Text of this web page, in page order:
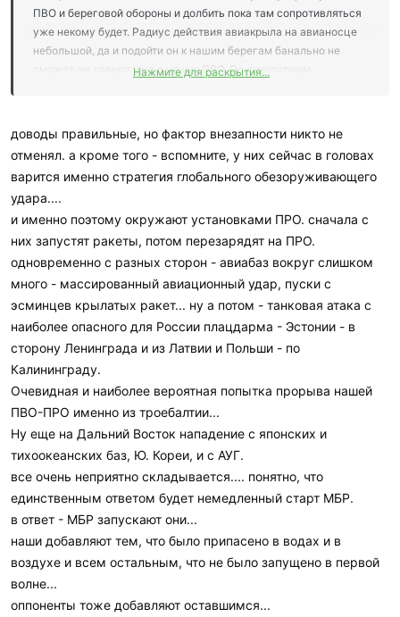
ПВО и береговой обороны и долбить пока там сопротивляться
уже некому будет. Радиус действия авиакрыла на авианосце
небольшой, да и подойти он к нашим берегам банально не
сможет, не говоря уже о наших ПВО. По сухопутным
у них большие проблемы, то внезапно такие силы им на
границе не накопить даже под видом учений. Про печальку с
техническим состоянием техники НАТО уже писали много раз,
да и воевать с нами союзники США желанием не горят -
генетическая память работает.
Нажмите для раскрытия...
доводы правильные, но фактор внезапности никто не
отменял. а кроме того - вспомните, у них сейчас в головах
варится именно стратегия глобального обезоруживающего
удара....
и именно поэтому окружают установками ПРО. сначала с
них запустят ракеты, потом перезарядят на ПРО.
одновременно с разных сторон - авиабаз вокруг слишком
много - массированный авиационный удар, пуски с
эсминцев крылатых ракет... ну а потом - танковая атака с
наиболее опасного для России плацдарма - Эстонии - в
сторону Ленинграда и из Латвии и Польши - по
Калининграду.
Очевидная и наиболее вероятная попытка прорыва нашей
ПВО-ПРО именно из троебалтии...
Ну еще на Дальний Восток нападение с японских и
тихоокеанских баз, Ю. Кореи, и с АУГ.
все очень неприятно складывается.... понятно, что
единственным ответом будет немедленный старт МБР.
в ответ - МБР запускают они...
наши добавляют тем, что было припасено в водах и в
воздухе и всем остальным, что не было запущено в первой
волне...
оппоненты тоже добавляют оставшимся...